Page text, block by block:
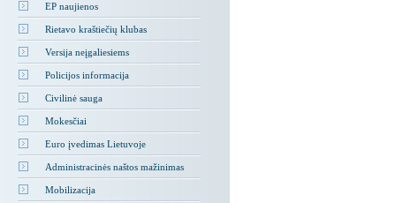
EP naujienos
Rietavo kraštiečių klubas
Versija neįgaliesiems
Policijos informacija
Civilinė sauga
Mokesčiai
Euro įvedimas Lietuvoje
Administracinės naštos mažinimas
Mobilizacija